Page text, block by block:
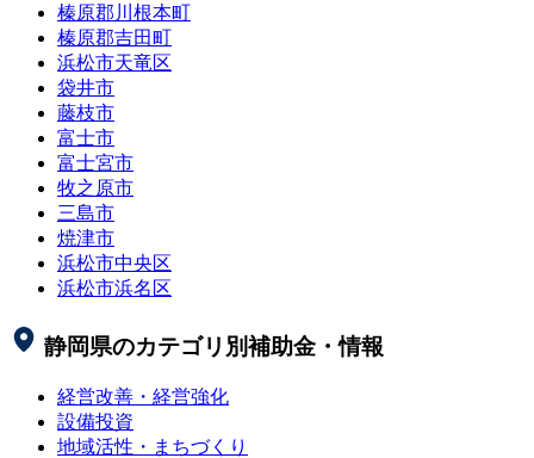
榛原郡川根本町
榛原郡吉田町
浜松市天竜区
袋井市
藤枝市
富士市
富士宮市
牧之原市
三島市
焼津市
浜松市中央区
浜松市浜名区
静岡県のカテゴリ別補助金・情報
経営改善・経営強化
設備投資
地域活性・まちづくり